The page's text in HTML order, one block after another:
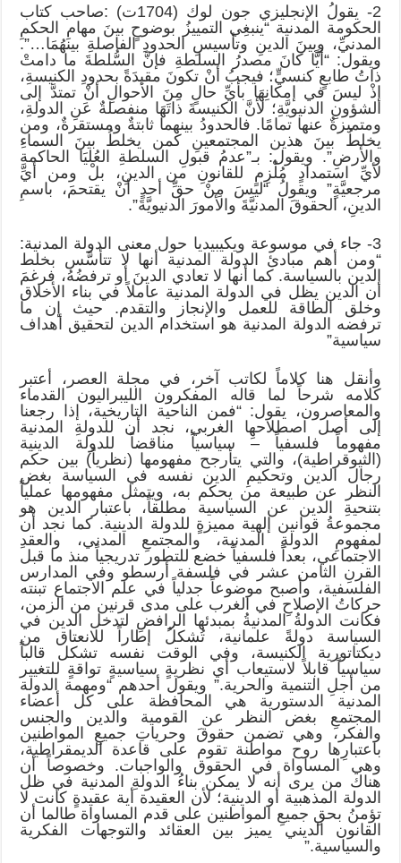
2- يقولُ الإنجليزي جون لوك (1704ت) :صاحب كتاب
الحكومة المدنية “ينبغِي التمييزُ بوضوحٍ بينَ مهامِ الحكمِ
المدنيِّ، وبينَ الدينِ وتأسيسِ الحدودِ الفاصلةِ بينهُمَا…”.
ويقول: “أيًّا كانَ مصدرُ السلطةِ فإنَّ السُّلطةَ ما دامتْ
ذاتُ طابعٍ كنسيٍّ؛ فيجبُ أنْ تكونَ مقيدَةً بحدودِ الكنيسةِ،
إذْ ليسَ في إمكانِهَا بأيِّ حالٍ مِنَ الأحوالِ أنْ تمتدَّ إلى
الشؤونِ الدنيويَّةِ؛ لأنَّ الكنيسةَ ذاتَهَا منفصلةٌ عَنِ الدولةِ،
ومتميزةٌ عنها تمامًا. فالحدودُ بينهما ثابتةٌ ومستقرةٌ، ومن
يخلطُ بينَ هذين المجتمعينِ كمن يخلطُ بينَ السماءِ
والأرضِ”. ويقول: بـ”عدمُ قبولِ السلطةِ العُليَا الحاكمةِ
لأيِّ استمدادٍ مُلْزِمٍ للقانونِ من الدينِ، بلْ ومن أيِّ
مرجعيَّةٍ” ويقولُ “ليسَ مِنْ حقِّ أحدٍ أنْ يقتحمَ، باسمِ
الدينِ، الحقوقَ المدنيَّةَ والأمورَ الدنيويَّةَ”.
3- جاء في موسوعة ويكيبيديا حول معنى الدولة المدنية:
“ومن أهم مبادئ الدولة المدنية أنها لا تتأسَّس بخلط
الدين بالسياسة. كما أنها لا تعادي الدينَ أو ترفضُهُ، فرغمَ
أن الدين يظل في الدولة المدنية عاملاً في بناء الأخلاق
وخلق الطاقة للعمل والإنجاز والتقدم. حيث إن ما
ترفضه الدولة المدنية هو استخدام الدين لتحقيق أهداف
سياسية”
وأنقل هنا كلاماً لكاتب آخر، في مجلة العصر، أعتبر
كلامه شرحاً لما قاله المفكرون الليبراليون القدماء
والمعاصرون، يقول: “فمن الناحية التاريخية، إذا رجعنا
إلى أصل اصطلاحهِا الغربي، نجد أن للدولةِ المدنية
مفهوماً فلسفياً – سياسياً مناقضاً للدولة الدينية
(الثيوقراطية)، والتي يتأرجح مفهومها (نظرياً) بين حكم
رجال الدين وتحكيمِ الدين نفسه في السياسة بغض
النظر عن طبيعة من يحكم به، ويتمثل مفهومها عملياً
بتنحيةِ الدين عن السياسية مطلقاً، باعتبار الدين هو
مجموعةُ قوانين إلهية مميزةٍ للدولة الدينية. كما نجد أن
لمفهومِ الدولةِ المدنية، والمجتمعِ المدني، والعقدِ
الاجتماعي، بعداً فلسفياً خضع للتطور تدريجياً منذ ما قبل
القرنِ الثامن عشر في فلسفة أرسطو وفي المدارس
الفلسفية، وأصبح موضوعاً جدلياً في علم الاجتماع تبنته
حركاتُ الإصلاحِ في الغرب على مدى قرنين من الزمن،
فكانت الدولةُ المدنيةُ بمبدئها الرافضِ لتدخل الدين في
السياسة دولةً علمانية، تُشكلُ إطاراً للانعتاق من
ديكتاتورية الكنيسة، وفي الوقت نفسه تشكل قالباً
سياسياً قابلاً لاستيعاب أي نظريةٍ سياسيةٍ تواقةٍ للتغيير
من أجلِ التنمية والحرية.” ويقول أحدهم “ومهمة الدولة
المدنية الدستورية هي المحافظة على كل أعضاء
المجتمعِ بغض النظر عن القومية والدين والجنس
والفكر، وهي تضمن حقوقَ وحرياتِ جميعِ المواطنين
باعتبارِها روح مواطنة تقوم على قاعدة الديمقراطية،
وهي المساواة في الحقوق والواجبات. وخصوصاً أن
هناك من يرى أنه لا يمكن بناءُ الدولةِ المدنية في ظل
الدولة المذهبية أو الدينية؛ لأن العقيدة أية عقيدةٍ كانت لا
تؤمنُ بحقِ جميعِ المواطنين على قدم المساواة طالما أن
القانون الديني يميز بين العقائد والتوجهات الفكرية
والسياسية.”